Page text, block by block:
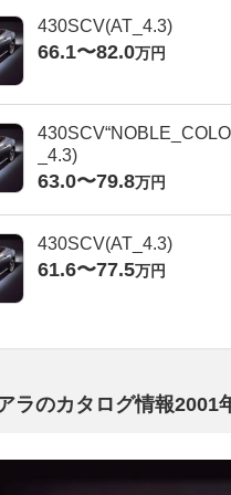
430SCV(AT_4.3)
66.1〜82.0万円
_4.3)
63.0〜79.8万円
430SCV(AT_4.3)
61.6〜77.5万円
ラのカタログ情報2001